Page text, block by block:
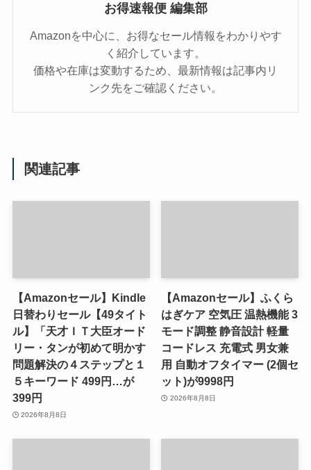
お得速報便 編集部
Amazonを中心に、お得なセール情報をわかりやす
く紹介しています。
価格や在庫は変動するため、最新情報は記事内リ
ンク先をご確認ください。
関連記事
【Amazonセール】Kindle
日替わりセール【49タイト
ル】「天才ＩＴ大臣オード
リー・タンが初めて明かす
問題解決の４ステップと１
５キーワード 499円…が
399円
2026年8月8日
【Amazonセール】ふくら
はぎケア 空気圧 温熱機能 3
モード調整 静音設計 軽量
コードレス 充電式 男女兼
用 自動オフタイマー (2個セ
ット)が9998円
2026年8月8日